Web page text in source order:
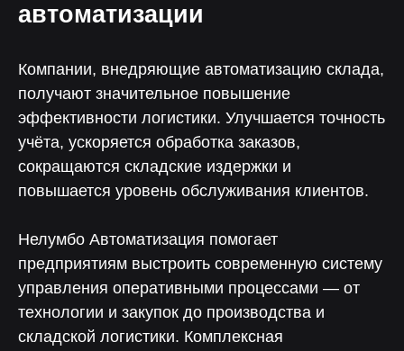
автоматизации
Компании, внедряющие автоматизацию склада,
получают значительное повышение
эффективности логистики. Улучшается точность
учёта, ускоряется обработка заказов,
сокращаются складские издержки и
повышается уровень обслуживания клиентов.
Нелумбо Автоматизация помогает
предприятиям выстроить современную систему
управления оперативными процессами — от
технологии и закупок до производства и
складской логистики. Комплексная
Нелумбо в Telegram
Подписаться
Примеры реальных проектов